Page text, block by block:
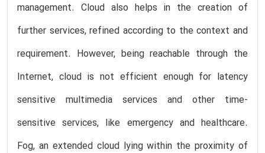
management. Cloud also helps in the creation of
further services, refined according to the context and
requirement. However, being reachable through the
Internet, cloud is not efficient enough for latency
sensitive multimedia services and other time-
sensitive services, like emergency and healthcare.
Fog, an extended cloud lying within the proximity of